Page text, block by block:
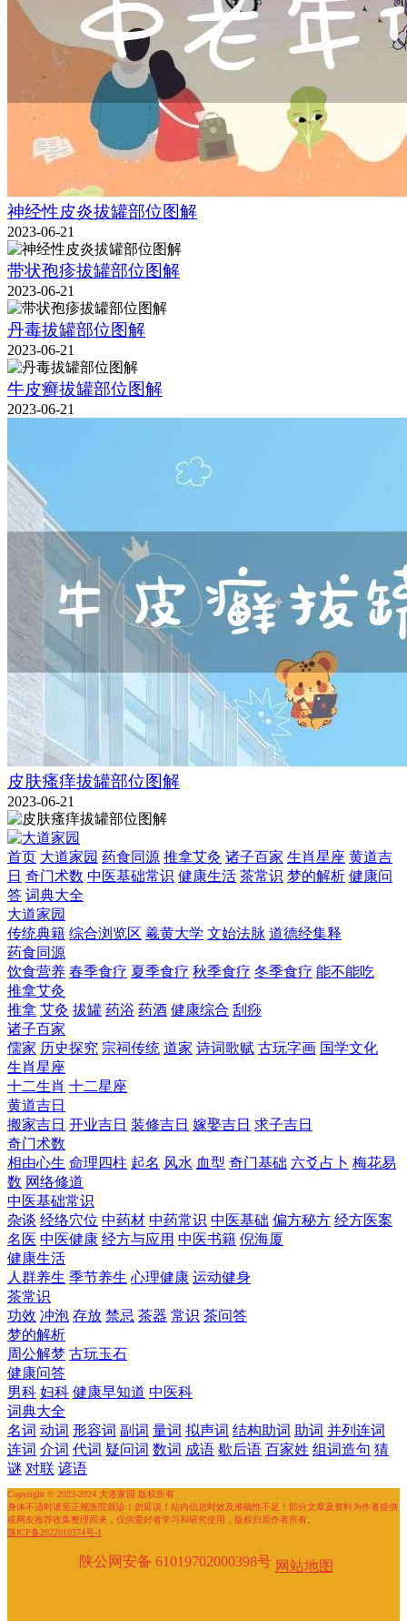
神经性皮炎拔罐部位图解
2023-06-21
带状孢疹拔罐部位图解
2023-06-21
丹毒拔罐部位图解
2023-06-21
牛皮癣拔罐部位图解
2023-06-21
皮肤瘙痒拔罐部位图解
2023-06-21
首页 大道家园 药食同源 推拿艾灸 诸子百家 生肖星座 黄道吉
日 奇门术数 中医基础常识 健康生活 茶常识 梦的解析 健康问
答 词典大全
大道家园
传统典籍 综合浏览区 羲黄大学 文始法脉 道德经集释
药食同源
饮食营养 春季食疗 夏季食疗 秋季食疗 冬季食疗 能不能吃
推拿艾灸
推拿 艾灸 拔罐 药浴 药酒 健康综合 刮痧
诸子百家
儒家 历史探究 宗祠传统 道家 诗词歌赋 古玩字画 国学文化
生肖星座
十二生肖 十二星座
黄道吉日
搬家吉日 开业吉日 装修吉日 嫁娶吉日 求子吉日
奇门术数
相由心生 命理四柱 起名 风水 血型 奇门基础 六爻占卜 梅花易
数 网络修道
中医基础常识
杂谈 经络穴位 中药材 中药常识 中医基础 偏方秘方 经方医案
名医 中医健康 经方与应用 中医书籍 倪海厦
健康生活
人群养生 季节养生 心理健康 运动健身
茶常识
功效 冲泡 存放 禁忌 茶器 常识 茶问答
梦的解析
周公解梦 古玩玉石
健康问答
男科 妇科 健康早知道 中医科
词典大全
名词 动词 形容词 副词 量词 拟声词 结构助词 助词 并列连词
连词 介词 代词 疑问词 数词 成语 歇后语 百家姓 组词造句 猜
谜 对联 谚语
Copyright © 2023-2024 大道家园 版权所有
身体不适时请至正规医院就诊！勿延误！站内信息时效及准确性不足！部分文章及资料为作者提供
或网友推荐收集整理而来，仅供爱好者学习和研究使用，版权归原作者所有。
陕ICP备2022010374号-1
陕公网安备 61019702000398号 网站地图